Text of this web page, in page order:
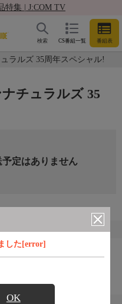
特集 | J:COM TV
CS番組一覧 番組表
検索
ラルズ 35周年スペシャル!
した[error]
OK
チュラルズ 35
予定はありません